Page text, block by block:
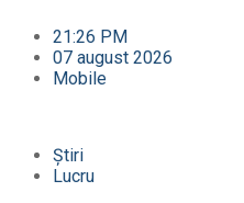
21:26 PM
07 august 2026
Mobile
Știri
Lucru